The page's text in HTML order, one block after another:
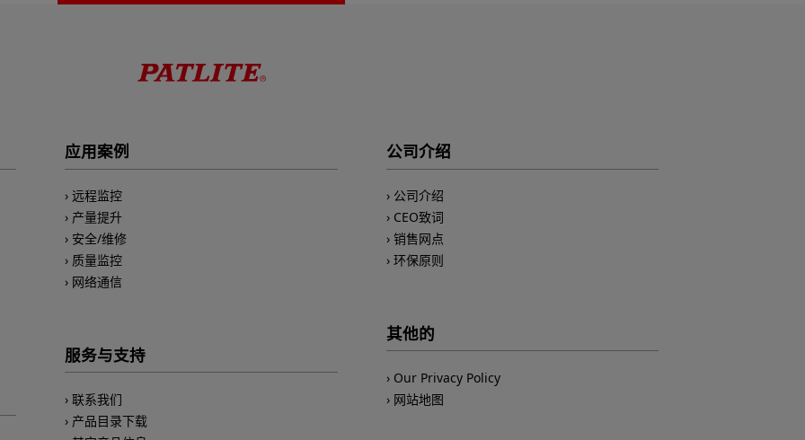
应用案例
远程监控
产量提升
安全/维修
质量监控
网络通信
服务与支持
联系我们
产品目录下载
公司介绍
公司介绍
CEO致词
销售网点
环保原则
其他的
Our Privacy Policy
网站地图